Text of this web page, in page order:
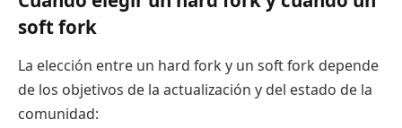
soft fork
La elección entre un hard fork y un soft fork depende
de los objetivos de la actualización y del estado de la
comunidad: